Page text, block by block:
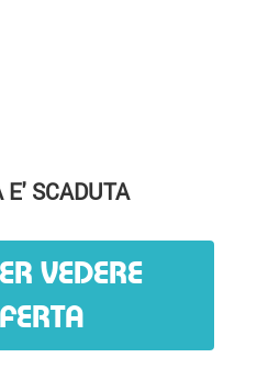
E' SCADUTA
VEDERE